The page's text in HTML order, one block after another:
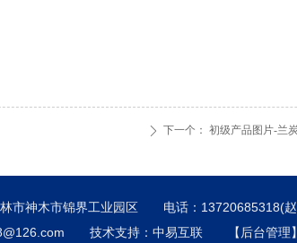
ꄲ 下一个： 初级产品图片-兰
市神木市锦界工业园区 电话：
技术支持： 中易互联 【 后台管理